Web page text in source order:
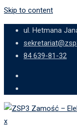
Skip to content
ul. Hetmana
84 639-81-32
x